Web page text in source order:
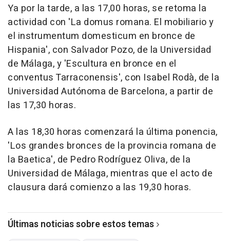
Ya por la tarde, a las 17,00 horas, se retoma la
actividad con 'La domus romana. El mobiliario y
el instrumentum domesticum en bronce de
Hispania', con Salvador Pozo, de la Universidad
de Málaga, y 'Escultura en bronce en el
conventus Tarraconensis', con Isabel Rodà, de la
Universidad Autónoma de Barcelona, a partir de
las 17,30 horas.
A las 18,30 horas comenzará la última ponencia,
'Los grandes bronces de la provincia romana de
la Baetica', de Pedro Rodríguez Oliva, de la
Universidad de Málaga, mientras que el acto de
clausura dará comienzo a las 19,30 horas.
Últimas noticias sobre estos temas